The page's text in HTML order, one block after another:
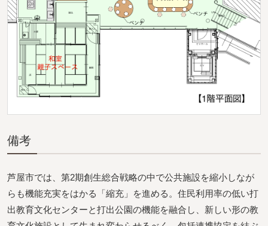
備考
芦屋市では、第2期創生総合戦略の中で公共施設を縮小しなが
らも機能充実をはかる「縮充」を進める。住民利用率の低い打
出教育文化センターと打出公園の機能を融合し、新しい形の教